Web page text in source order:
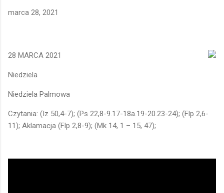
marca 28, 2021
28 MARCA 2021
Niedziela
Niedziela Palmowa
Czytania: (Iz 50,4-7); (Ps 22,8-9.17-18a.19-20.23-24); (Flp 2,6-
11); Aklamacja (Flp 2,8-9); (Mk 14, 1 – 15, 47);